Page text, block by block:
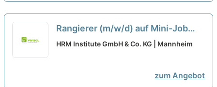
Rangierer (m/w/d) auf Mini-Job
Basis für Wochenenden
HRM Institute GmbH & Co. KG | Mannheim
zum Angebot